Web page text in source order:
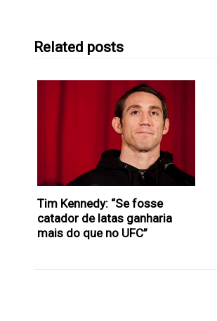
Related posts
Tim Kennedy: “Se fosse
catador de latas ganharia
mais do que no UFC”